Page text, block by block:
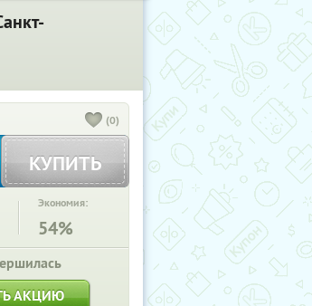
(0)
КУПИТЬ
Экономия:
54%
АКЦИЮ